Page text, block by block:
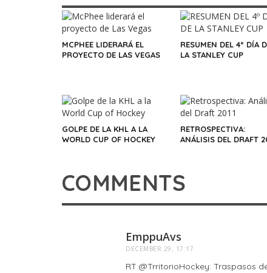
MCPHEE LIDERARÁ EL
PROYECTO DE LAS VEGAS
RESUMEN DEL 4º DÍA
LA STANLEY CUP
GOLPE DE LA KHL A LA
WORLD CUP OF HOCKEY
RETROSPECTIVA:
ANÁLISIS DEL DRAFT
COMMENTS
EmppuAvs
DECEMBER 29, 17:17
RT @TrritorioHockey: Traspasos